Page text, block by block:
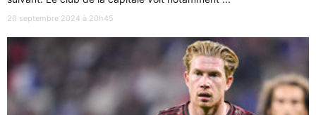
20 septembre 2024 à 20h45